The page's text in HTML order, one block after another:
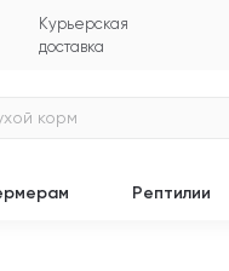
Курьерская
доставка
Рептилии